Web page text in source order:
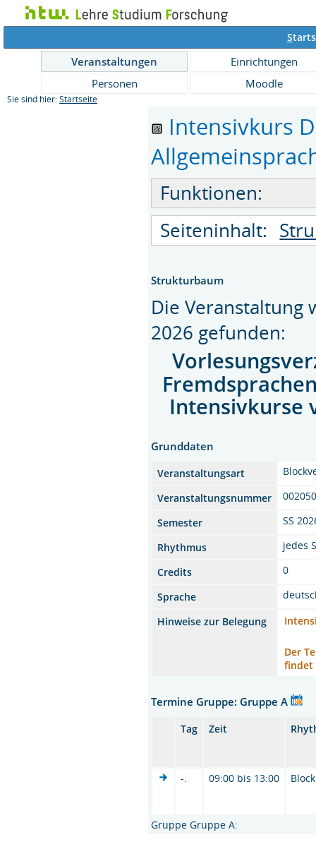
S
Veranstaltungen
Einrichtungen
Personen
Moodle
Sie sind hier: Startseite
Intensivkurs
Funktionen:
Seiteninhalt:
Strukturbaum
Die Veranstaltung
2026 gefunden:
Intensivkurse
Grunddaten
Veranstaltungsart
Veranstaltungsnummer
Semester
SS
Rhythmus
jedes
Credits
0
Sprache
Hinweise zur Belegung
Der
findet
Termine Gruppe: Gruppe A
Tag Zeit
-. 09:00 bis 13:00 Block
Gruppe Gruppe A: